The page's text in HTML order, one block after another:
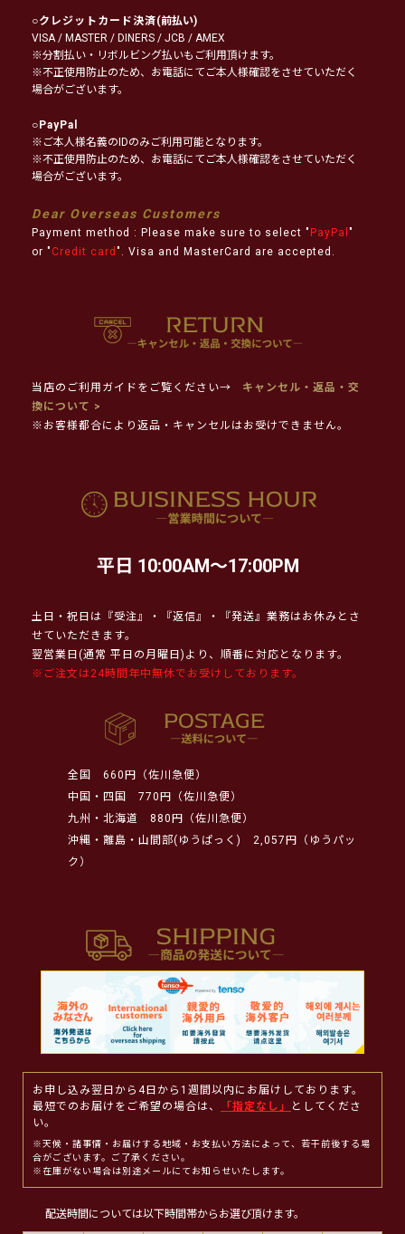
○クレジットカード決済(前払い)
VISA / MASTER / DINERS / JCB / AMEX
※分割払い・リボルビング払いもご利用頂けます。
※不正使用防止のため、お電話にてご本人様確認をさせていただく
場合がございます。
○PayPal
※ご本人様名義のIDのみご利用可能となります。
※不正使用防止のため、お電話にてご本人様確認をさせていただく
場合がございます。
Dear Overseas Customers
Payment method : Please make sure to select " PayPal "
or " Credit card ". Visa and MasterCard are accepted.
当店のご利用ガイドをご覧ください→
キャンセル・返品・交
換について >
※お客様都合により返品・キャンセルはお受けできません。
平日 10:00AM～17:00PM
土日・祝日は『受注』・『返信』・『発送』業務はお休みとさ
せていただきます。
翌営業日(通常 平日の月曜日)より、順番に対応となります。
※ご注文は24時間年中無休でお受けしております。
全国
660円（佐川急便）
中国・四国
770円（佐川急便）
九州・北海道
880円（佐川急便）
沖縄・離島・山間部(ゆうぱっく)
2,057円（ゆうパッ
ク）
お申し込み翌日から4日から1週間以内にお届けしております。
最短でのお届けをご希望の場合は、
「指定なし」
としてくださ
い。
※天候・諸事情・お届けする地域・お支払い方法によって、若干前後する場
合がございます。ご了承ください。
※在庫がない場合は別途メールにてお知らせいたします。
配送時間については以下時間帯からお選び頂けます。